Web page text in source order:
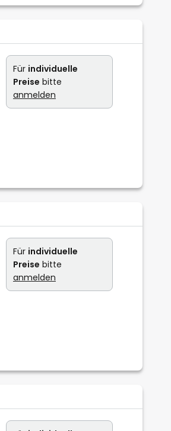
Für individuelle
Preise bitte
anmelden
Für individuelle
Preise bitte
anmelden